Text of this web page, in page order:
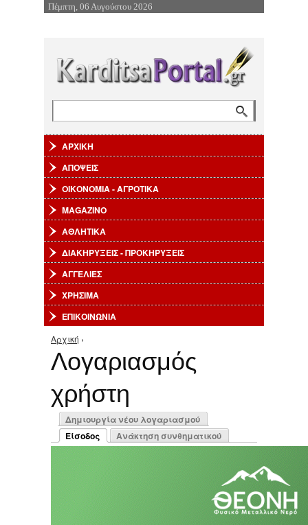
Επιστροφή στην Πλοήγηση
Πέμπτη, 06 Αυγούστου 2026
ΑΡΧΙΚΗ
ΑΠΟΨΕΙΣ
ΟΙΚΟΝΟΜΙΑ - ΑΓΡΟΤΙΚΑ
MAGAZINO
ΑΘΛΗΤΙΚΑ
ΔΙΑΚΗΡΥΞΕΙΣ - ΠΡΟΚΗΡΥΞΕΙΣ
ΑΓΓΕΛΙΕΣ
ΧΡΗΣΙΜΑ
ΕΠΙΚΟΙΝΩΝΙΑ
Είστε εδώ
Αρχική ›
Λογαριασμός
χρήστη
Πρωτεύουσες καρτέλες
Δημιουργία νέου λογαριασμού
Είσοδος
(ενεργή καρτέλα)
Ανάκτηση συνθηματικού